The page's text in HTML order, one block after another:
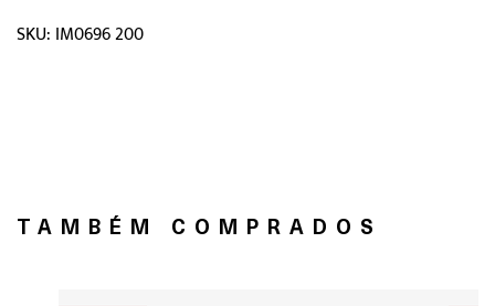
SKU: IM0696 200
TAMBÉM COMPRADOS